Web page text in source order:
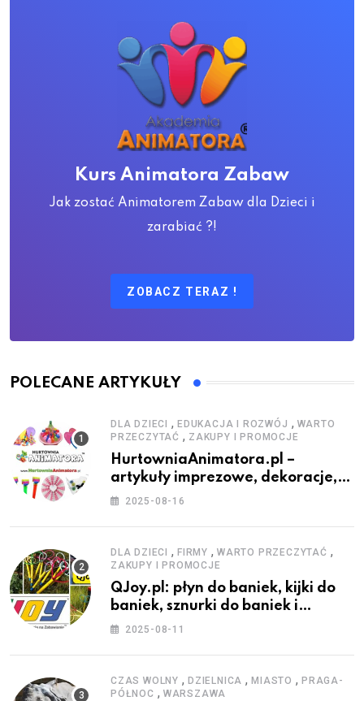
Kurs Animatora Zabaw
Jak zostać Animatorem Zabaw dla Dzieci i
zarabiać ?!
ZOBACZ TERAZ !
POLECANE ARTYKUŁY
DLA DZIECI , EDUKACJA I ROZWÓJ , WARTO
PRZECZYTAĆ , ZAKUPY I PROMOCJE
HurtowniaAnimatora.pl –
artykuły imprezowe, dekoracje,
stroje i akcesoria dla animatorów
2025-08-16
DLA DZIECI , FIRMY , WARTO PRZECZYTAĆ ,
ZAKUPY I PROMOCJE
QJoy.pl: płyn do baniek, kijki do
baniek, sznurki do baniek i
zestawy do baniek
2025-08-11
CZAS WOLNY , DZIELNICA ,MIASTO ,PRAGA-
PÓŁNOC , WARSZAWA